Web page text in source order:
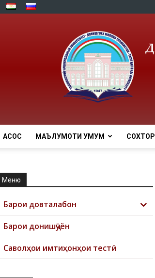
АСОСӢ МАЪЛУМОТИ УМУМӢ СОХТОР
Меню
Барои довталабон
Барои донишҷӯён
Саволҳои имтиҳонҳои тестӣ